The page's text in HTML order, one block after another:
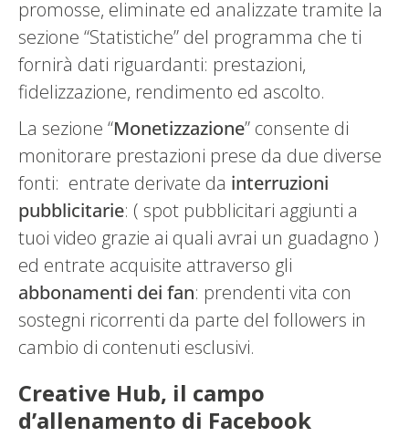
promosse, eliminate ed analizzate tramite la
sezione “Statistiche” del programma che ti
fornirà dati riguardanti: prestazioni,
fidelizzazione, rendimento ed ascolto.
La sezione “Monetizzazione” consente di
monitorare prestazioni prese da due diverse
fonti: entrate derivate da interruzioni
pubblicitarie: ( spot pubblicitari aggiunti a
tuoi video grazie ai quali avrai un guadagno )
ed entrate acquisite attraverso gli
abbonamenti dei fan: prendenti vita con
sostegni ricorrenti da parte del followers in
cambio di contenuti esclusivi.
Creative Hub, il campo
d’allenamento di Facebook